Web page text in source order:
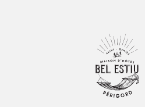
"apo" in